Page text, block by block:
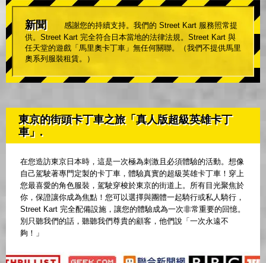
新聞
感謝您的持續支持。我們的 Street Kart 服務照常提
供。Street Kart 完全符合日本當地的法律法規。Street Kart 與
任天堂的遊戲「馬里奧卡丁車」無任何關聯。（我們不提供馬里
奧系列服裝租賃。）
東京的街頭卡丁車之旅「真人版超級英雄卡丁
車」.
在您造訪東京日本時，這是一次極為刺激且必須體驗的活動。想像
自己駕駛著專門定製的卡丁車，體驗真實的超級英雄卡丁車！穿上
您最喜愛的角色服裝，駕駛穿梭於東京的街道上。所有目光聚焦於
你，保證讓你成為焦點！您可以選擇與團體一起騎行或私人騎行，
Street Kart 完全配備設施，讓您的體驗成為一次非常重要的回憶。
別只聽我們的話，聽聽我們尊貴的顧客，他們說「一次永遠不
夠！」